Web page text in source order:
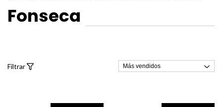
Fonseca
Filtrar